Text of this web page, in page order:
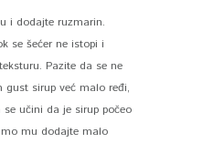
i dodajte ruzmarin.
se šećer ne istopi i
Pazite da se ne
gust sirup već malo ređi,
učini da je sirup počeo
mu dodajte malo